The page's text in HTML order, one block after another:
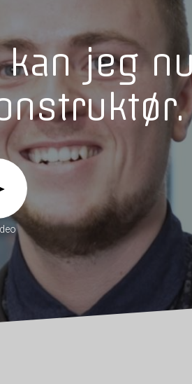
kan jeg